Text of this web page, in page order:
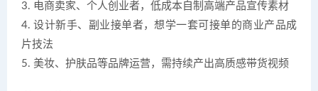
3. 电商卖家、个人创业者，低成本自制高端产品宣传素材
4. 设计新手、副业接单者，想学一套可接单的商业产品成
片技法
5. 美妆、护肤品等品牌运营，需持续产出高质感带货视频